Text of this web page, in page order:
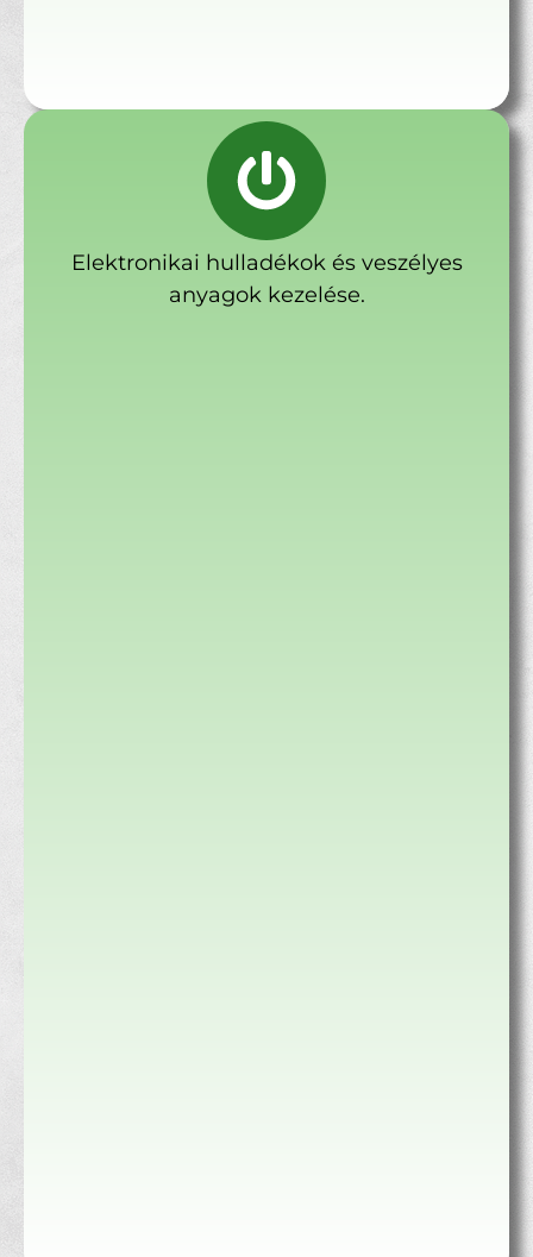
Elektronikai hulladékok és veszélyes
anyagok kezelése.